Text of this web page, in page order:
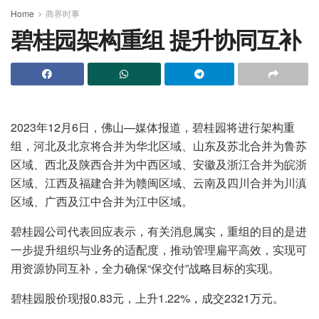
Home 商界时事
碧桂园架构重组 提升协同互补
2023年12月6日，佛山—媒体报道，碧桂园将进行架构重
组，河北及北京将合并为华北区域、山东及苏北合并为鲁苏
区域、西北及陕西合并为中西区域、安徽及浙江合并为皖浙
区域、江西及福建合并为赣闽区域、云南及四川合并为川滇
区域、广西及江中合并为江中区域。
碧桂园公司代表回应表示，有关消息属实，重组的目的是进
一步提升组织与业务的适配度，推动管理扁平高效，实现可
用资源协同互补，全力确保“保交付”战略目标的实现。
碧桂园股价现报0.83元，上升1.22%，成交2321万元。